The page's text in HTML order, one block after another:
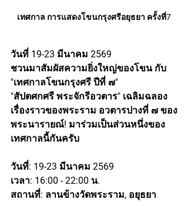
เทศกาล การแสดงโขนกรุงศรีอยุธยา ครั้งที่7
วันที่ 19-23 มีนาคม 2569
ชวนมาสัมผัสความยิ่งใหญ่ของโขน กับ
"เทศกาลโขนกรุงศรี ปีที่ ๗"
"สัปตศกศรี พระจักรีอวตาร" เฉลิมฉลอง
เรื่องราวของพระราม อวตารปางที่ ๗ ของ
พระนารายณ์! มาร่วมเป็นส่วนหนึ่งของ
เทศกาลนี้กันครับ
วันที่: 19-23 มีนาคม 2569
เวลา: 16:00 - 22:00 น.
สถานที่: ลานข้างวัดพระราม, อยุธยา